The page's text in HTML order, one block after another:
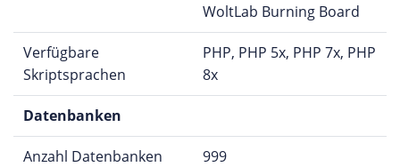
WoltLab Burning Board
Verfügbare
Skriptsprachen
PHP, PHP 5x, PHP 7x, PHP
8x
Datenbanken
Anzahl Datenbanken 999